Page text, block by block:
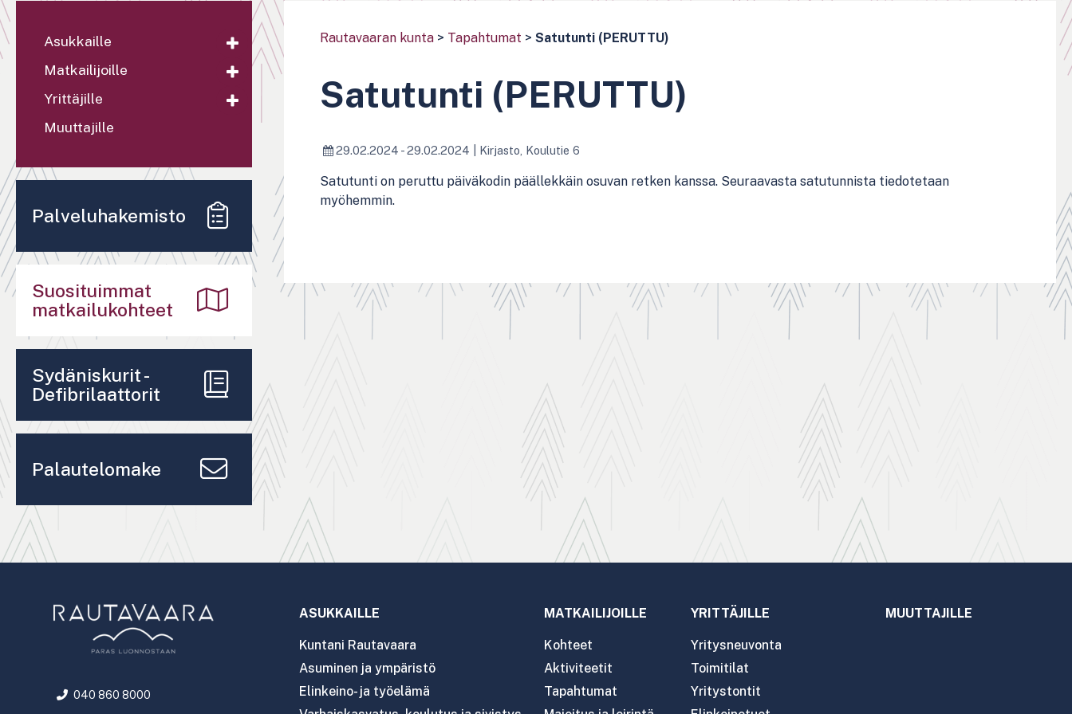
Rautavaaran kunta > Tapahtumat > Satutunti (PERUTTU)
Satutunti (PERUTTU)
29.02.2024 - 29.02.2024 Kirjasto, Koulutie 6
Satutunti on peruttu päiväkodin päällekkäin osuvan retken kanssa. Seuraavasta satutunnista tiedotetaan
myöhemmin.
Asukkaille
Matkailijoille
Yrittäjille
Muuttajille
Palveluhakemisto
Suosituimmat
matkailukohteet
Sydäniskurit -
Defibrilaattorit
Palautelomake
040 860 8000
ASUKKAILLE
Kuntani Rautavaara
Asuminen ja ympäristö
Elinkeino- ja työelämä
MATKAILIJOILLE
Kohteet
Aktiviteetit
Tapahtumat
YRITTÄJILLE
Yritysneuvonta
Toimitilat
Yritystontit
MUUTTAJILLE